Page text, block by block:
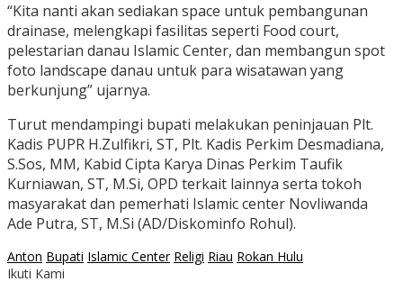
“Kita nanti akan sediakan space untuk pembangunan
drainase, melengkapi fasilitas seperti Food court,
pelestarian danau Islamic Center, dan membangun spot
foto landscape danau untuk para wisatawan yang
berkunjung” ujarnya.
Turut mendampingi bupati melakukan peninjauan Plt.
Kadis PUPR H.Zulfikri, ST, Plt. Kadis Perkim Desmadiana,
S.Sos, MM, Kabid Cipta Karya Dinas Perkim Taufik
Kurniawan, ST, M.Si, OPD terkait lainnya serta tokoh
masyarakat dan pemerhati Islamic center Novliwanda
Ade Putra, ST, M.Si (AD/Diskominfo Rohul).
Anton Bupati Islamic Center Religi Riau Rokan Hulu
Ikuti Kami